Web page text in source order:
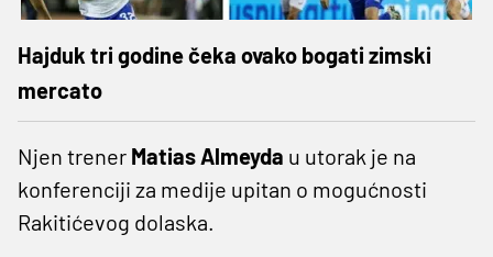
Hajduk tri godine čeka ovako bogati zimski
mercato
Njen trener Matias Almeyda u utorak je na
konferenciji za medije upitan o mogućnosti
Rakitićevog dolaska.